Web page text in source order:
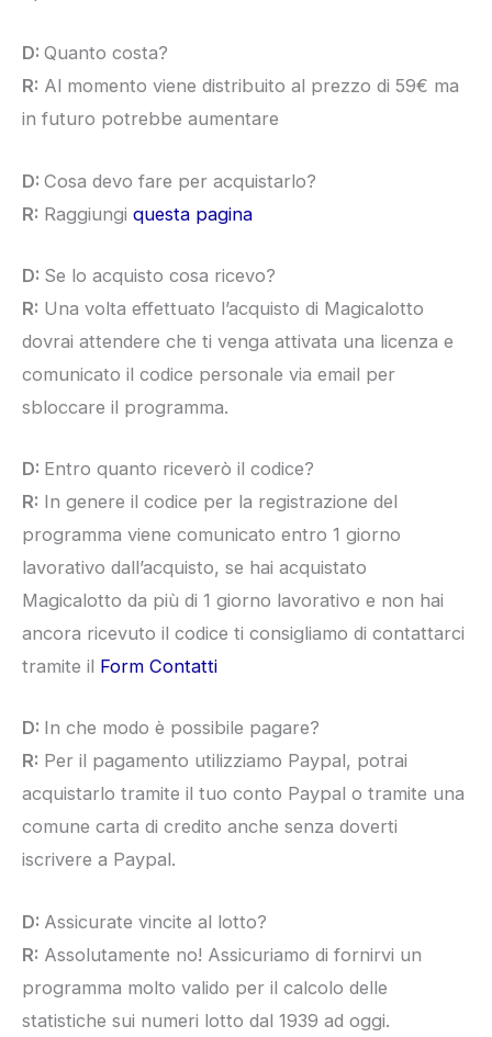
D: Quanto costa?
R: Al momento viene distribuito al prezzo di 59€ ma
in futuro potrebbe aumentare
D: Cosa devo fare per acquistarlo?
R: Raggiungi questa pagina
D: Se lo acquisto cosa ricevo?
R: Una volta effettuato l’acquisto di Magicalotto
dovrai attendere che ti venga attivata una licenza e
comunicato il codice personale via email per
sbloccare il programma.
D: Entro quanto riceverò il codice?
R: In genere il codice per la registrazione del
programma viene comunicato entro 1 giorno
lavorativo dall’acquisto, se hai acquistato
Magicalotto da più di 1 giorno lavorativo e non hai
ancora ricevuto il codice ti consigliamo di contattarci
tramite il Form Contatti
D: In che modo è possibile pagare?
R: Per il pagamento utilizziamo Paypal, potrai
acquistarlo tramite il tuo conto Paypal o tramite una
comune carta di credito anche senza doverti
iscrivere a Paypal.
D: Assicurate vincite al lotto?
R: Assolutamente no! Assicuriamo di fornirvi un
programma molto valido per il calcolo delle
statistiche sui numeri lotto dal 1939 ad oggi.